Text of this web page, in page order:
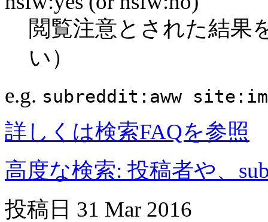
閲覧注意とされた結果
い）
e.g. subreddit:aww
詳しくは検索FAQを参照
高度な検索: 投稿者や、
投稿日 31 Mar 2016